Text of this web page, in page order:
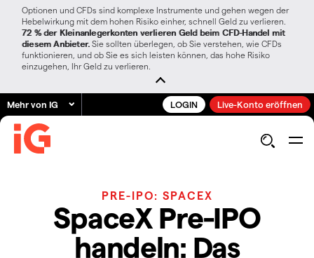
Optionen und CFDs sind komplexe Instrumente und gehen wegen der
Hebelwirkung mit dem hohen Risiko einher, schnell Geld zu verlieren.
72 % der Kleinanlegerkonten verlieren Geld beim CFD-Handel mit
diesem Anbieter. Sie sollten überlegen, ob Sie verstehen, wie CFDs
funktionieren, und ob Sie es sich leisten können, das hohe Risiko
einzugehen, Ihr Geld zu verlieren.
Mehr von IG LOGIN Live-Konto eröffnen
PRE-IPO: SPACEX
SpaceX Pre-IPO
handeln: Das